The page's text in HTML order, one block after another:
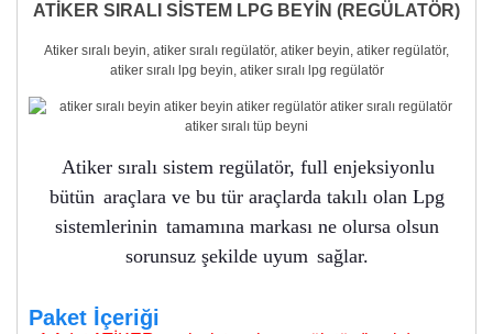
ATİKER SIRALI SİSTEM LPG BEYİN (REGÜLATÖR)
Atiker sıralı beyin, atiker sıralı regülatör, atiker beyin, atiker regülatör,
atiker sıralı lpg beyin, atiker sıralı lpg regülatör
Atiker sıralı sistem regülatör, full enjeksiyonlu
bütün araçlara ve bu tür araçlarda takılı olan Lpg
sistemlerinin tamamına markası ne olursa olsun
sorunsuz şekilde uyum sağlar.
Paket İçeriği